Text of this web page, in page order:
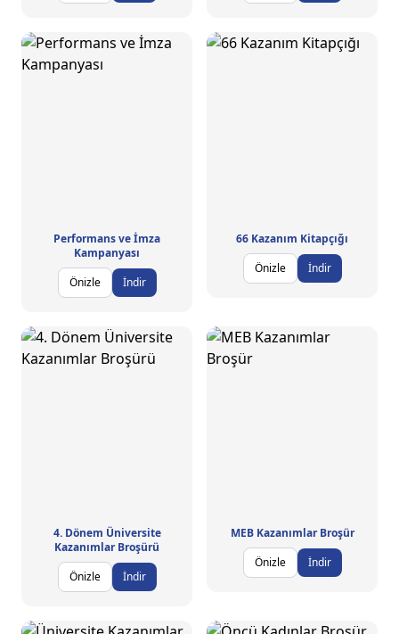
Performans ve İmza
Kampanyası
Önizle
İndir
66 Kazanım Kitapçığı
Önizle
İndir
4. Dönem Üniversite
Kazanımlar Broşürü
Önizle
İndir
MEB Kazanımlar Broşür
Önizle
İndir